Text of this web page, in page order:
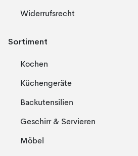
Widerrufsrecht
Sortiment
Kochen
Küchengeräte
Backutensilien
Geschirr & Servieren
Möbel